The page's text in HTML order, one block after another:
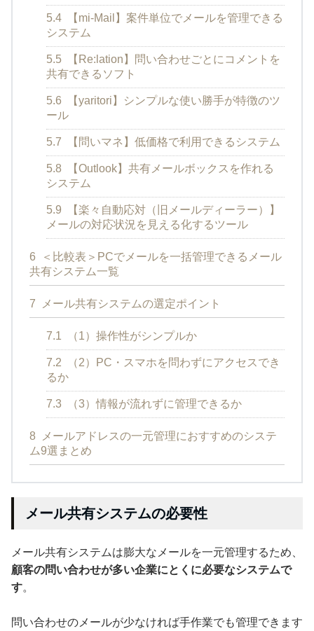
5.4
【mi-Mail】案件単位でメールを管理できる
システム
5.5
【Re:lation】問い合わせごとにコメントを
共有できるソフト
5.6
【yaritori】シンプルな使い勝手が特徴のツ
ール
5.7 【問いマネ】低価格で利用できるシステム
5.8
【Outlook】共有メールボックスを作れる
システム
5.9
【楽々自動応対（旧メールディーラー）】
メールの対応状況を見える化するツール
6
＜比較表＞PCでメールを一括管理できるメール
共有システム一覧
7 メール共有システムの選定ポイント
7.1 （1）操作性がシンプルか
7.2
（2）PC・スマホを問わずにアクセスでき
るか
7.3 （3）情報が流れずに管理できるか
8
メールアドレスの一元管理におすすめのシステ
ム9選まとめ
メール共有システムの必要性
メール共有システムは膨大なメールを一元管理するため、
顧客の問い合わせが多い企業にとくに必要なシステムで
す。
問い合わせのメールが少なければ手作業でも管理できます